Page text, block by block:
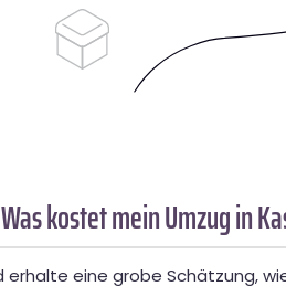
kostet mein Umzug in
erhalte eine grobe Schätzung,